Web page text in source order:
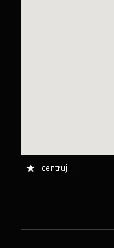
centruj